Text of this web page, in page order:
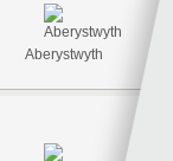
Aberystwyth